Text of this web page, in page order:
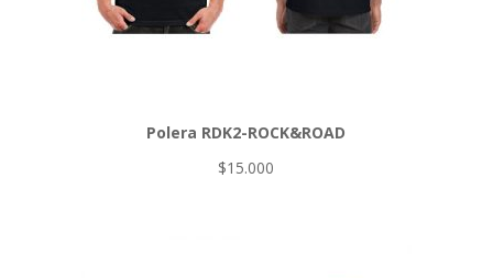
Polera RDK2-ROCK&ROAD
$15.000